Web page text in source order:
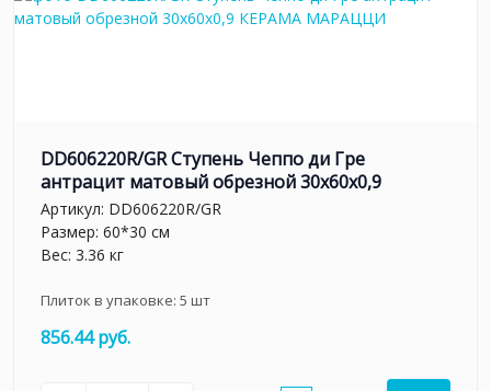
DD606220R/GR Ступень Чеппо ди Гре
антрацит матовый обрезной 30x60x0,9
Артикул: DD606220R/GR
Размер: 60*30 см
Вес: 3.36 кг
Плиток в упаковке: 5 шт
856.44 руб.